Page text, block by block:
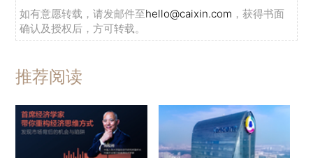
如有意愿转载，请发邮件至hello@caixin.com ，获得书面
确认及授权后，方可转载。
推荐阅读